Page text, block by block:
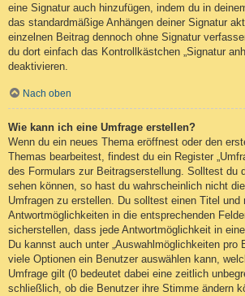
eine Signatur auch hinzufügen, indem du in
das standardmäßige Anhängen deiner Signatur
einzelnen Beitrag dennoch ohne Signatur
du dort einfach das Kontrollkästchen „Signatur
deaktivieren.
Nach oben
Wie kann ich eine Umfrage erstellen?
Wenn du ein neues Thema eröffnest oder den
Themas bearbeitest, findest du ein Register
des Formulars zur Beitragserstellung. Solltest du
sehen können, so hast du wahrscheinlich nicht
Umfragen zu erstellen. Du solltest einen Titel und
Antwortmöglichkeiten in die entsprechenden
sicherstellen, dass jede Antwortmöglichkeit in
Du kannst auch unter „Auswahlmöglichkeiten pro
viele Optionen ein Benutzer auswählen kann,
Umfrage gilt (0 bedeutet dabei eine zeitlich
schließlich, ob die Benutzer ihre Stimme ändern